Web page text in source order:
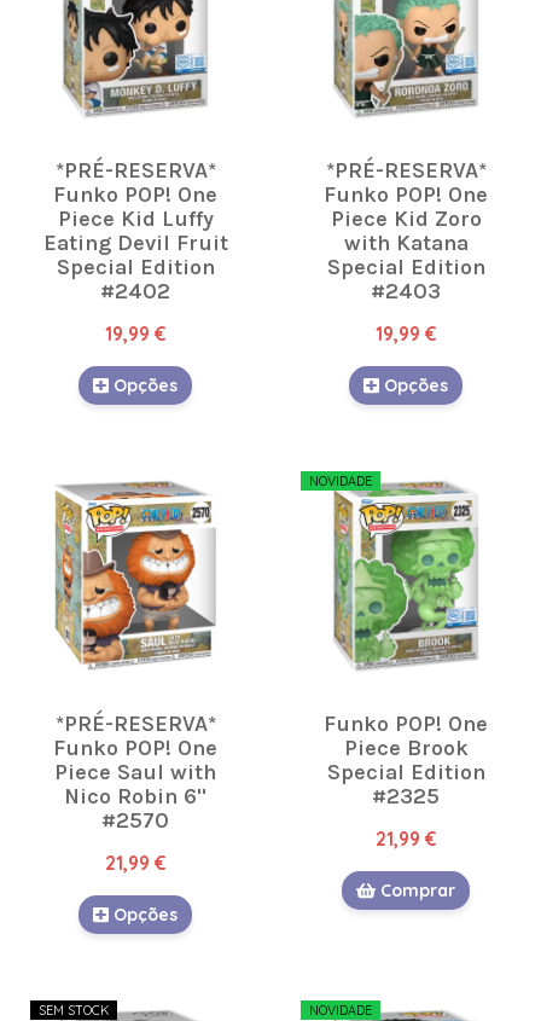
*PRÉ-RESERVA*
Funko POP! One
Piece Kid Luffy
Eating Devil Fruit
Special Edition
#2402
19,99 €
Opções
*PRÉ-RESERVA*
Funko POP! One
Piece Kid Zoro
with Katana
Special Edition
#2403
19,99 €
Opções
*PRÉ-RESERVA*
Funko POP! One
Piece Saul with
Nico Robin 6''
#2570
21,99 €
Opções
NOVIDADE
Funko POP! One
Piece Brook
Special Edition
#2325
21,99 €
Comprar
SEM STOCK NOVIDADE